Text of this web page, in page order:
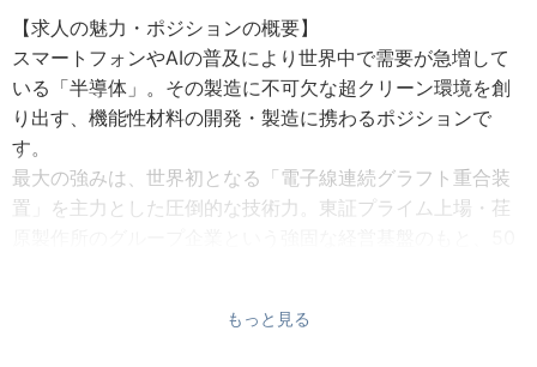
【求人の魅力・ポジションの概要】
スマートフォンやAIの普及により世界中で需要が急増して
いる「半導体」。その製造に不可欠な超クリーン環境を創
り出す、機能性材料の開発・製造に携わるポジションで
す。
最大の強みは、世界初となる「電子線連続グラフト重合装
置」を主力とした圧倒的な技術力。東証プライム上場・荏
もっと見る